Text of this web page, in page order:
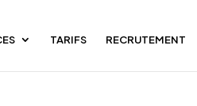
TARIFS RECRUTEMENT
à Lyon étape par